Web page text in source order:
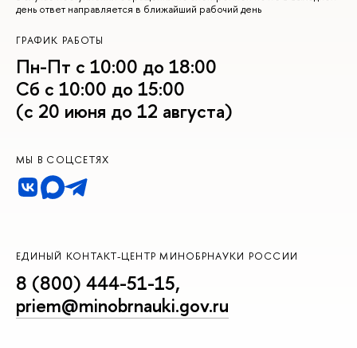
день ответ направляется в ближайший рабочий день
ГРАФИК РАБОТЫ
Пн-Пт с 10:00 до 18:00
Сб с 10:00 до 15:00
(с 20 июня до 12 августа)
МЫ В СОЦСЕТЯХ
ЕДИНЫЙ КОНТАКТ-ЦЕНТР МИНОБРНАУКИ РОССИИ
8 (800) 444-51-15,
priem@minobrnauki.gov.ru